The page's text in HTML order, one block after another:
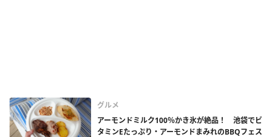
グルメ
アーモンドミルク100％かき氷が絶品！ 池袋でビ
タミンEたっぷり・アーモンドまみれのBBQフェス